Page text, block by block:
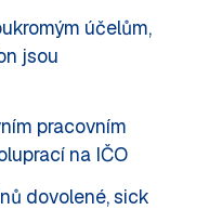
účelům,
jsou
pracovním
na IČO
dovolené, sick